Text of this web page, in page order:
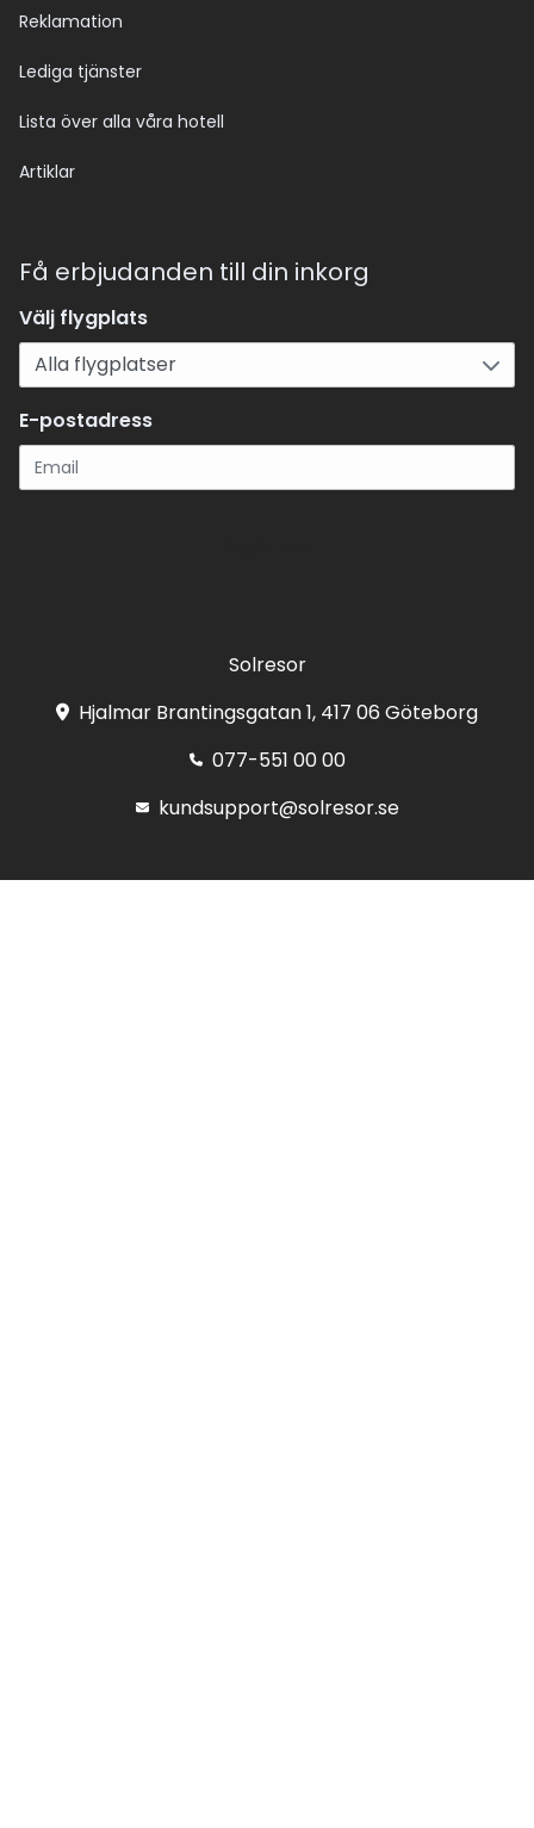
Reklamation
Lediga tjänster
Lista över alla våra hotell
Artiklar
Få erbjudanden till din inkorg
Välj flygplats
E-postadress
Solresor
Hjalmar Brantingsgatan 1, 417 06 Göteborg
077-551 00 00
kundsupport@solresor.se